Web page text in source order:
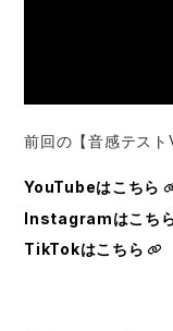
前回の【音感テスト
YouTubeはこちら
Instagramはこち
TikTokはこちら